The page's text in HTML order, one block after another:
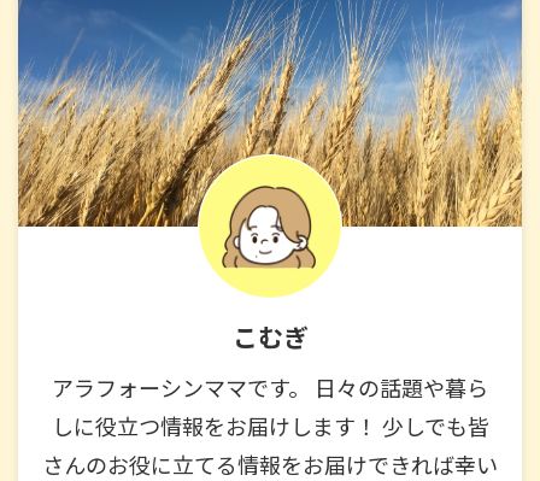
こむぎ
アラフォーシンママです。 日々の話題や暮ら
しに役立つ情報をお届けします！ 少しでも皆
さんのお役に立てる情報をお届けできれば幸い